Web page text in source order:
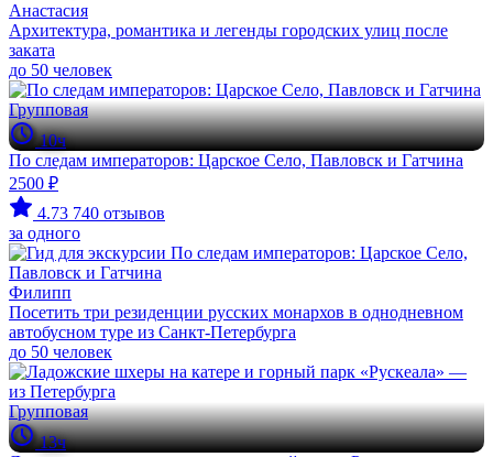
Анастасия
Архитектура, романтика и легенды городских улиц после
заката
до 50 человек
Групповая
10ч
По следам императоров: Царское Село, Павловск и Гатчина
2500 ₽
4.73 740 отзывов
за одного
Филипп
Посетить три резиденции русских монархов в однодневном
автобусном туре из Санкт-Петербурга
до 50 человек
Групповая
13ч